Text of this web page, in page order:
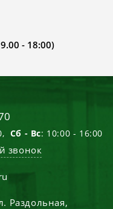
- 18:00)
Сб - Вс: 10:00 - 16:00
звонок
Раздольная,